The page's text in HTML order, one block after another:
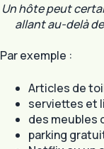
Un hôte peut
allant au-delà
Par exemple :
Articles de
serviettes et
des meubles
parking